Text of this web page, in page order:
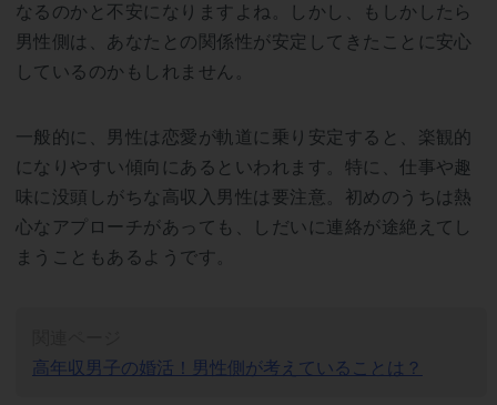
なるのかと不安になりますよね。しかし、もしかしたら
男性側は、あなたとの関係性が安定してきたことに安心
しているのかもしれません。
一般的に、男性は恋愛が軌道に乗り安定すると、楽観的
になりやすい傾向にあるといわれます。特に、仕事や趣
味に没頭しがちな高収入男性は要注意。初めのうちは熱
心なアプローチがあっても、しだいに連絡が途絶えてし
まうこともあるようです。
高年収男子の婚活！男性側が考えていることは？